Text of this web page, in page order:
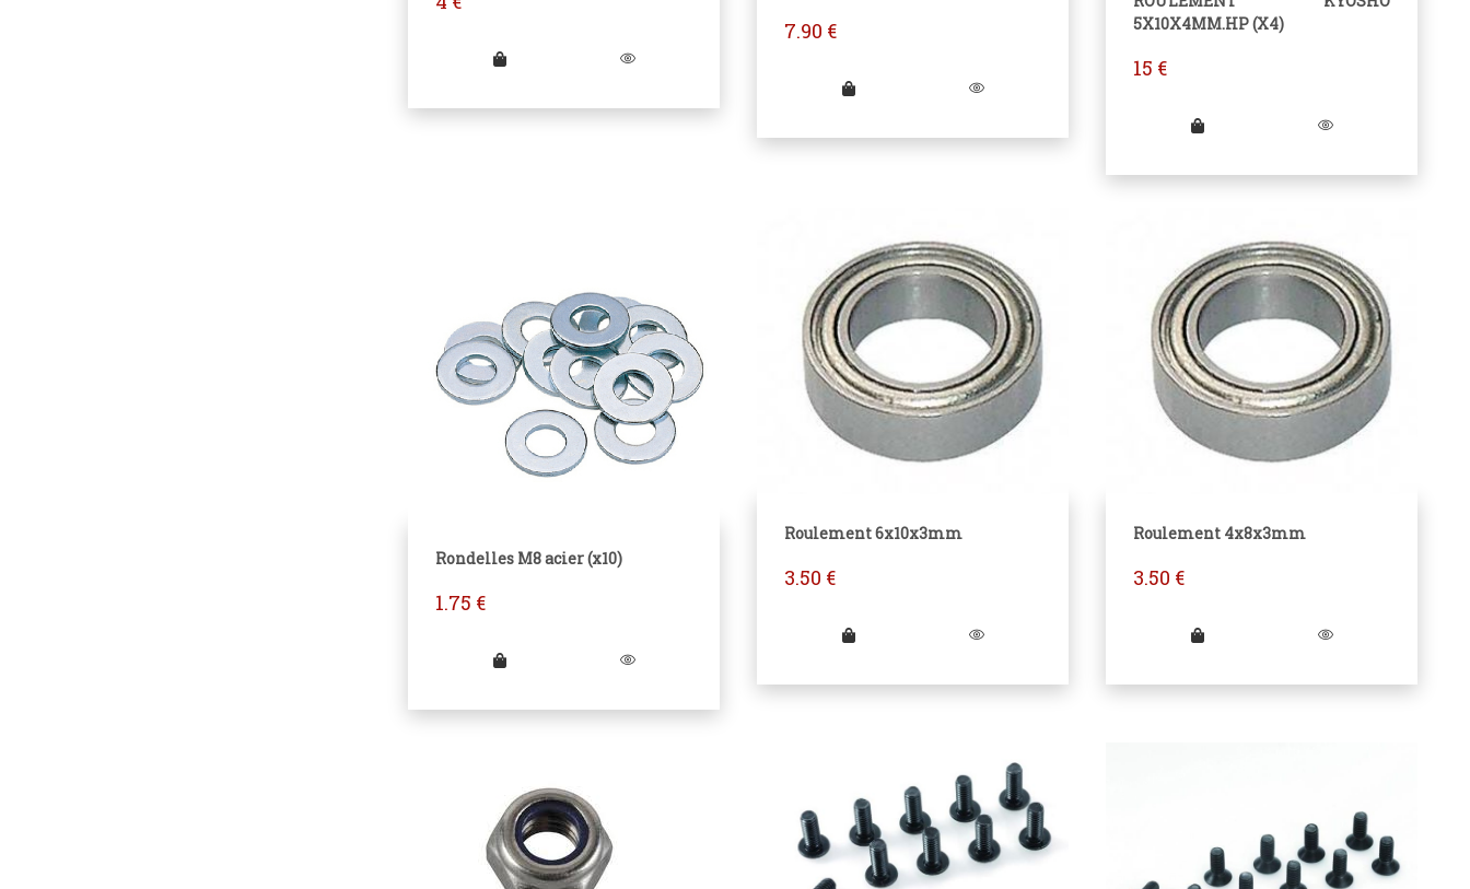
7.90 €
5X10X4MM.HP (X4)
15 €
Rondelles M8 acier (x10)
1.75 €
Roulement 6x10x3mm
3.50 €
Roulement 4x8x3mm
3.50 €